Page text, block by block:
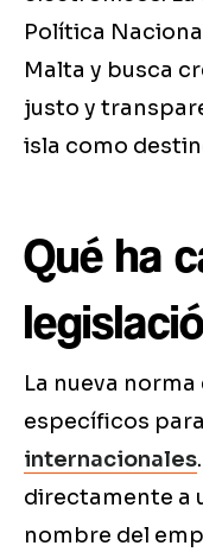
Política
Malta y busca
justo y
isla como
Qué ha
La nueva
específicos
internacionales
directamente a
nombre del